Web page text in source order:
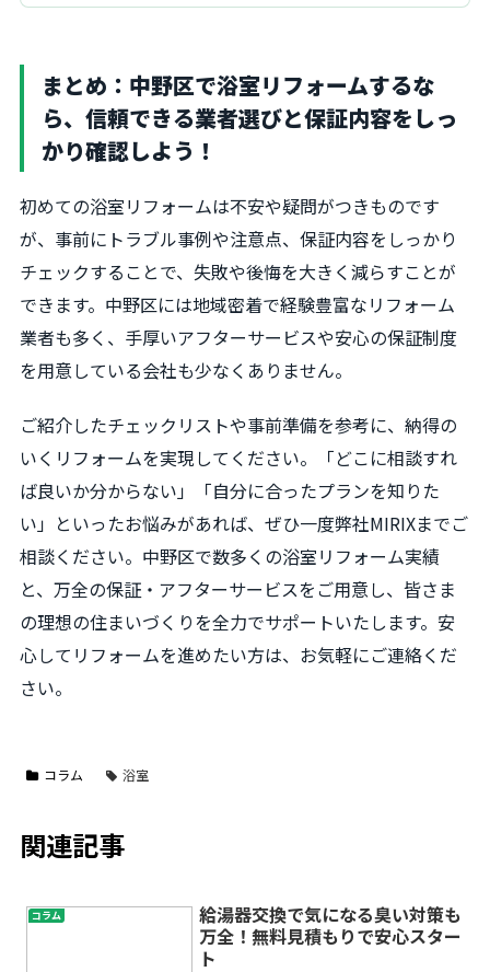
まとめ：中野区で浴室リフォームするな
ら、信頼できる業者選びと保証内容をしっ
かり確認しよう！
初めての浴室リフォームは不安や疑問がつきものです
が、事前にトラブル事例や注意点、保証内容をしっかり
チェックすることで、失敗や後悔を大きく減らすことが
できます。中野区には地域密着で経験豊富なリフォーム
業者も多く、手厚いアフターサービスや安心の保証制度
を用意している会社も少なくありません。
ご紹介したチェックリストや事前準備を参考に、納得の
いくリフォームを実現してください。「どこに相談すれ
ば良いか分からない」「自分に合ったプランを知りた
い」といったお悩みがあれば、ぜひ一度弊社MIRIXまでご
相談ください。中野区で数多くの浴室リフォーム実績
と、万全の保証・アフターサービスをご用意し、皆さま
の理想の住まいづくりを全力でサポートいたします。安
心してリフォームを進めたい方は、お気軽にご連絡くだ
さい。
コラム 浴室
関連記事
コラム
給湯器交換で気になる臭い対策も
万全！無料見積もりで安心スター
ト